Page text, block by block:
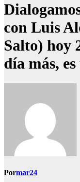
con Luis
Salto) hoy
día más,
Pormar24